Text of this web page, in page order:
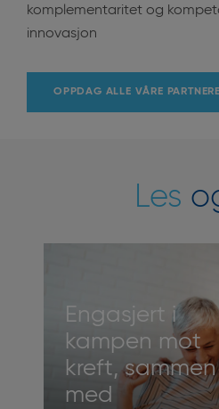
komplementaritet og
innovasjon
OPPDAG ALLE VÅRE PARTNERE
Les
Engasjert i
kampen mot
kreft, sammen
med